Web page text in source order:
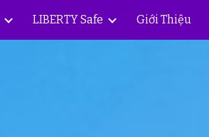
Skip to navigation
LIBERTY Safe Giới Thiệu